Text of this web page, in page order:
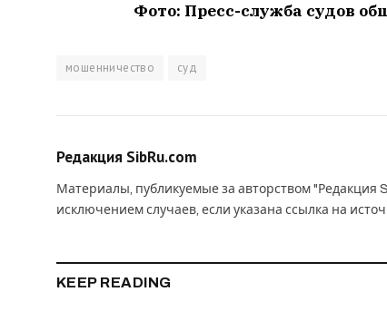
Фото: Пресс-служба судов
мошенничество суд
Редакция SibRu.com
Материалы, публикуемые за авторством "Редакция
исключением случаев, если указана ссылка на
KEEP READING